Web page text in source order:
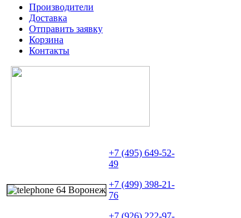
Производители
Доставка
Отправить заявку
Корзина
Контакты
+7 (495) 649-52-
49
+7 (499) 398-21-
76
+7 (926) 222-97-